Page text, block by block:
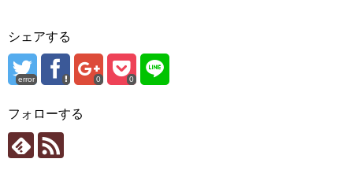
シェアする
error 0 0
フォローする